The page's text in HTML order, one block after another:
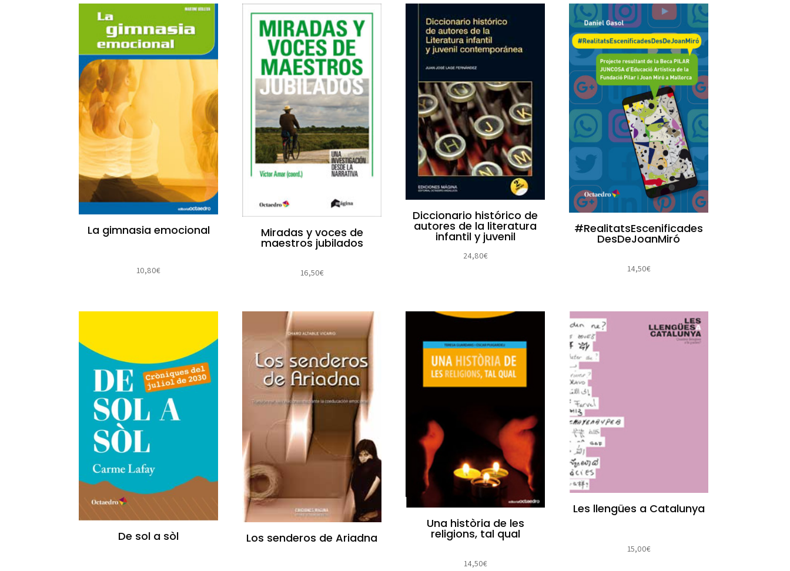
La gimnasia emocional
10,80€
Miradas y voces de
maestros jubilados
16,50€
Diccionario histórico de
autores de la literatura
infantil y juvenil
24,80€
#RealitatsEscenificades
DesDeJoanMiró
14,50€
De sol a sòl Los senderos de Ariadna
Una història de les
religions, tal qual
14,50€
Les llengües a Catalunya
15,00€